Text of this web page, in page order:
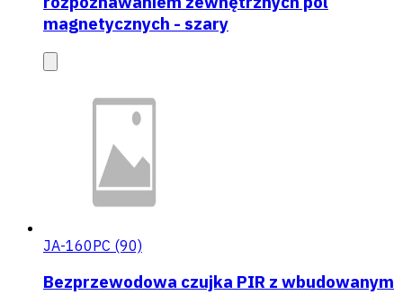
magnetycznych - szary
JA-160PC (90)
Bezprzewodowa czujka PIR z wbudowanym